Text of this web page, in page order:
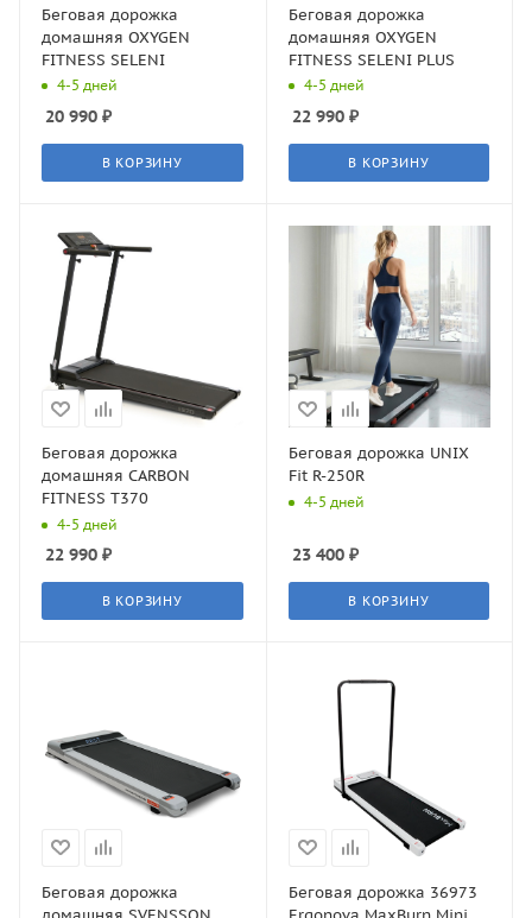
Беговая дорожка
домашняя OXYGEN
FITNESS SELENI
4-5 дней
20 990 ₽
В КОРЗИНУ
Беговая дорожка
домашняя OXYGEN
FITNESS SELENI PLUS
4-5 дней
22 990₽
В КОРЗИНУ
Беговая дорожка
домашняя CARBON
FITNESS T370
4-5 дней
22 990 ₽
В КОРЗИНУ
Беговая дорожка UNIX
Fit R-250R
4-5 дней
23 400₽
В КОРЗИНУ
Беговая дорожка
Беговая дорожка 36973